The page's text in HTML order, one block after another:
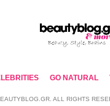
GO NATURAL
ALL RIGHTS